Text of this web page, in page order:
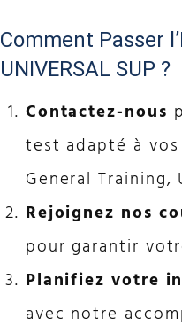
Comment Passer
UNIVERSAL SUP ?
Contactez-nous
test adapté à
General Training,
Rejoignez nos
pour garantir
Planifiez votre
avec notre